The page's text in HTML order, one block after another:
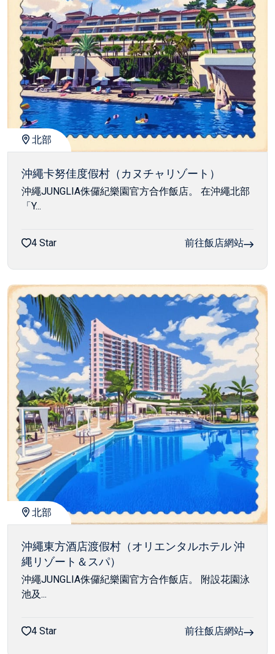
北部
沖繩卡努佳度假村（カヌチャリゾート）
沖繩JUNGLIA侏儸紀樂園官方合作飯店。 在沖繩北部
「Y...
4 Star 前往飯店網站
北部
沖繩東方酒店渡假村（オリエンタルホテル 沖
縄リゾート＆スパ）
沖繩JUNGLIA侏儸紀樂園官方合作飯店。 附設花園泳
池及...
4 Star 前往飯店網站